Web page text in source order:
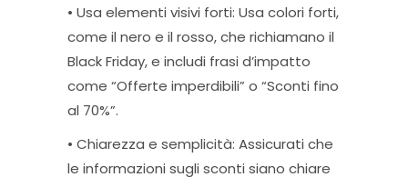
• Usa elementi visivi forti: Usa colori forti,
come il nero e il rosso, che richiamano il
Black Friday, e includi frasi d’impatto
come “Offerte imperdibili” o “Sconti fino
al 70%”.
• Chiarezza e semplicità: Assicurati che
le informazioni sugli sconti siano chiare